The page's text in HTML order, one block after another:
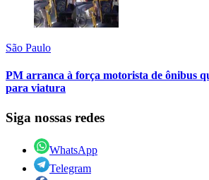
São Paulo
PM arranca à força motorista de ônibus
para viatura
Siga nossas redes
WhatsApp
Telegram